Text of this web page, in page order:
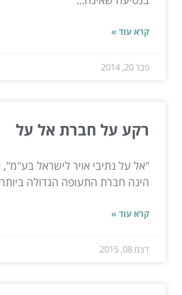
קרא עוד »
פבר 20, 2014
רקע על חברת אל על
"אל על נתיבי אויר לישראל בע"מ",
הינה חברת התעופה הגדולה
קרא עוד »
דצמ 08, 2015